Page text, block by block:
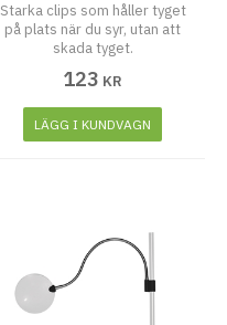
Starka clips som håller tyget
på plats när du syr, utan att
skada tyget.
123 KR
LÄGG I KUNDVAGN